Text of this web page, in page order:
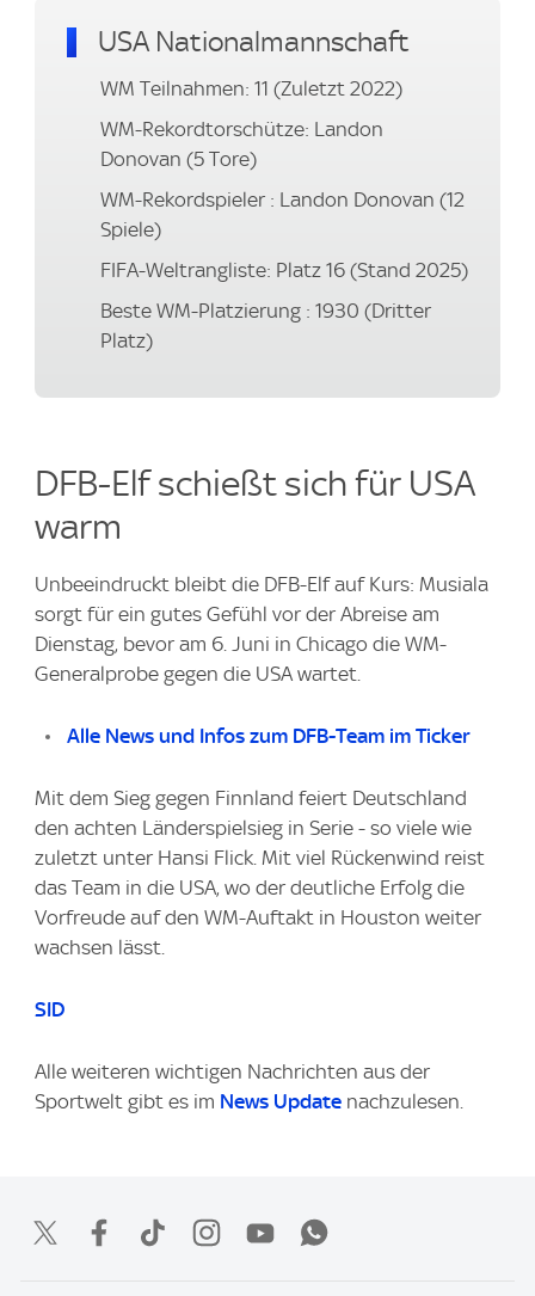
USA Nationalmannschaft
WM Teilnahmen: 11 (Zuletzt 2022)
WM-Rekordtorschütze: Landon
Donovan (5 Tore)
WM-Rekordspieler : Landon Donovan (12
Spiele)
FIFA-Weltrangliste: Platz 16 (Stand 2025)
Beste WM-Platzierung : 1930 (Dritter
Platz)
DFB-Elf schießt sich für USA
warm
Unbeeindruckt bleibt die DFB-Elf auf Kurs: Musiala
sorgt für ein gutes Gefühl vor der Abreise am
Dienstag, bevor am 6. Juni in Chicago die WM-
Generalprobe gegen die USA wartet.
Alle News und Infos zum DFB-Team im Ticker
Mit dem Sieg gegen Finnland feiert Deutschland
den achten Länderspielsieg in Serie - so viele wie
zuletzt unter Hansi Flick. Mit viel Rückenwind reist
das Team in die USA, wo der deutliche Erfolg die
Vorfreude auf den WM-Auftakt in Houston weiter
wachsen lässt.
SID
Alle weiteren wichtigen Nachrichten aus der
Sportwelt gibt es im News Update nachzulesen.